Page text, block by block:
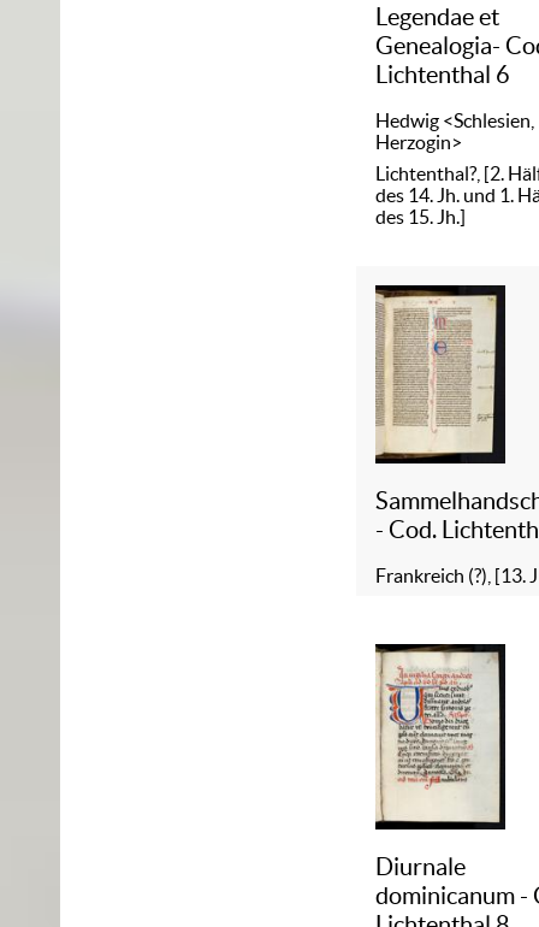
Legendae et
Genealogia-
Lichtenthal 6
Hedwig <Schlesien,
Herzogin>
Lichtenthal?, [2.
des 14. Jh. und 1.
des 15. Jh.]
- Cod.
Frankreich (?), [13.
Diurnale
dominicanum -